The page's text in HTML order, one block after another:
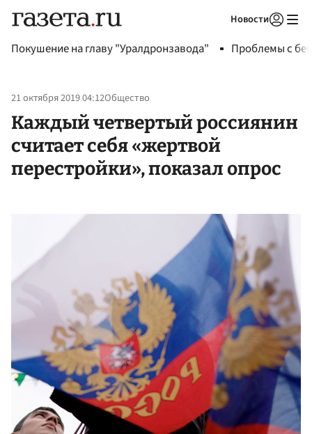
Новости
Покушение на главу "Уралдронзавода" Проблемы с
21 октября 2019 04:12Общество
Каждый четвертый россиянин
считает себя «жертвой
перестройки», показал опрос